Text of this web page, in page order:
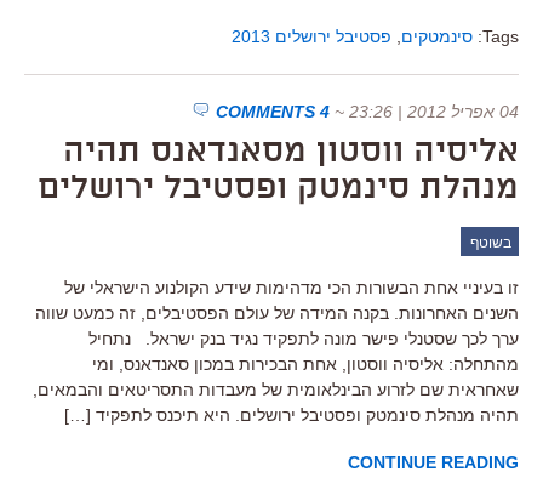
Tags: סינמטקים פסטיבל ירושלים 2013
04 אפריל 2012 | 23:26 ~
4 COMMENTS
אליסיה ווסטון מסאנדאנס תהיה
מנהלת סינמטק ופסטיבל ירושלים
בשוטף
זו בעיניי אחת הבשורות הכי מדהימות שידע הקולנוע הישראלי של
השנים האחרונות. בקנה המידה של עולם הפסטיבלים, זה כמעט שווה
ערך לכך שסטנלי פישר מונה לתפקיד נגיד בנק ישראל. נתחיל
מהתחלה: אליסיה ווסטון, אחת הבכירות במכון סאנדאנס, ומי
שאחראית שם לזרוע הבינלאומית של מעבדות התסריטאים והבמאים,
תהיה מנהלת סינמטק ופסטיבל ירושלים. היא תיכנס לתפקיד […]
CONTINUE READING